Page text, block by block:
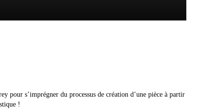
pour s’imprégner du processus de création d’une pièce à partir
!